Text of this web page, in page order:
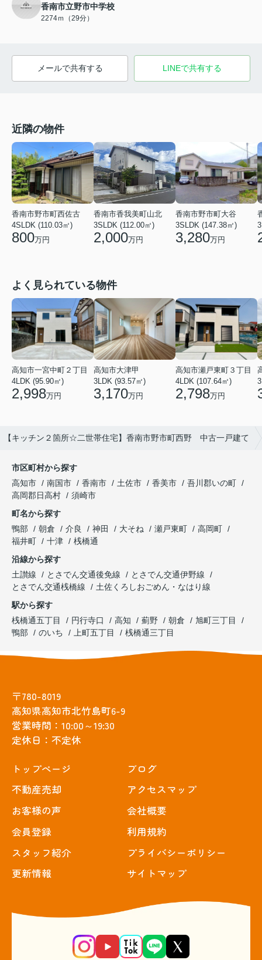
香南市立野市中学校
2274ｍ（29分）
メールで共有する LINEで共有する
近隣の物件
香南市野市町西佐古
4SLDK (110.03㎡)
800万円
香南市香我美町山北
3SLDK (112.00㎡)
2,000万円
香南市野市町大谷
3SLDK (147.38㎡)
3,280万円
よく見られている物件
高知市一宮中町２丁目
4LDK (95.90㎡)
2,998万円
高知市大津甲
3LDK (93.57㎡)
3,170万円
高知市瀬戸東町３丁目
4LDK (107.64㎡)
2,798万円
【キッチン２箇所☆二世帯住宅】香南市野市町西野 中古一戸建て
市区町村から探す
高知市
南国市 香南市 土佐市 香美市
吾川郡いの町
高岡郡日高村
須崎市
町名から探す
鴨部
朝倉 介良 神田 大そね 瀬戸東町
高岡町
福井町
十津
桟橋通
沿線から探す
土讃線
とさでん交通後免線
とさでん交通伊野線
とさでん交通桟橋線
土佐くろしおごめん・なはり線
駅から探す
桟橋通五丁目
円行寺口 高知 薊野 朝倉
旭町三丁目
鴨部
のいち 上町五丁目 桟橋通三丁目
〒780-8019
高知県高知市北竹島町6-9
営業時間：10:00～19:30
定休日：不定休
トップぺージ
不動産売却
お客様の声
会員登録
スタッフ紹介
更新情報
ブログ
アクセスマップ
会社概要
利用規約
プライバシーポリシー
サイトマップ